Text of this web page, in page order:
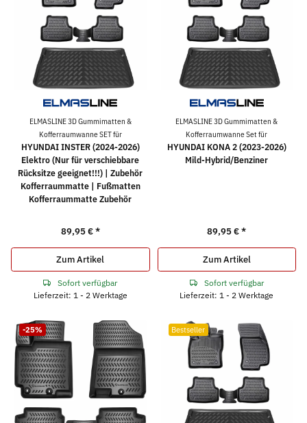
ELMASLINE 3D Gummimatten &
Kofferraumwanne SET für
HYUNDAI INSTER (2024-2026)
Elektro (Nur für verschiebbare
Rücksitze geeignet!!!) | Zubehör
Kofferraummatte | Fußmatten
Kofferraummatte Zubehör
89,95 €*
Zum Artikel
Sofort verfügbar
Lieferzeit: 1 - 2 Werktage
ELMASLINE 3D Gummimatten &
Kofferraumwanne Set für
HYUNDAI KONA 2 (2023-2026)
Mild-Hybrid/Benziner
89,95 €*
Zum Artikel
Sofort verfügbar
Lieferzeit: 1 - 2 Werktage
-25% Bestseller